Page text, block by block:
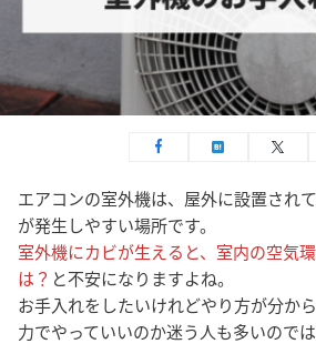
エアコンの室外機は、屋外に設置され
が発生しやすい場所です。
室外機にカビが生えると、室内の空気
は？ と不安になりますよね。
お手入れをしたいけれどやり方が分か
力でやっていいのか迷う人も多いので